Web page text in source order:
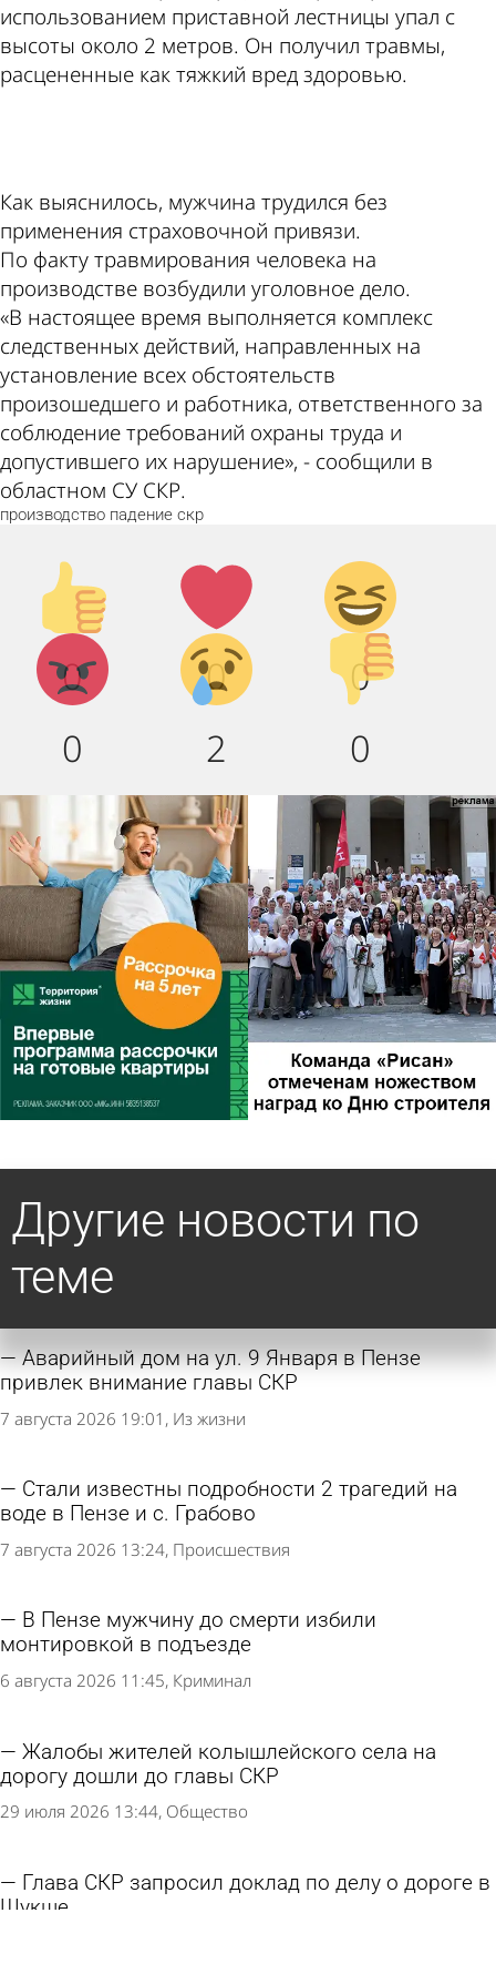
использованием приставной лестницы упал с
высоты около 2 метров. Он получил травмы,
расцененные как тяжкий вред здоровью.
Как выяснилось, мужчина трудился без
применения страховочной привязи.
По факту травмирования человека на
производстве возбудили уголовное дело.
«В настоящее время выполняется комплекс
следственных действий, направленных на
установление всех обстоятельств
произошедшего и работника, ответственного за
соблюдение требований охраны труда и
допустившего их нарушение», - сообщили в
областном СУ СКР.
производство падение скр
Палец
вверх!
0
Лайк!
0
Дикий
смех!
0
Агрессия!
0
Грусть
:(
2
Палец
вниз!
0
Другие новости по
теме
Аварийный дом на ул. 9 Января в Пензе
привлек внимание главы СКР
7 августа 2026 19:01 Из жизни
Стали известны подробности 2 трагедий на
воде в Пензе и с. Грабово
7 августа 2026 13:24 Происшествия
В Пензе мужчину до смерти избили
монтировкой в подъезде
6 августа 2026 11:45 Криминал
Жалобы жителей колышлейского села на
дорогу дошли до главы СКР
29 июля 2026 13:44 Общество
Глава СКР запросил доклад по делу о дороге в
Шукше